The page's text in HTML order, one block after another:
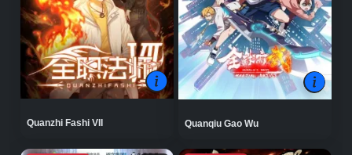
Quanzhi Fashi VII Quanqiu Gao Wu